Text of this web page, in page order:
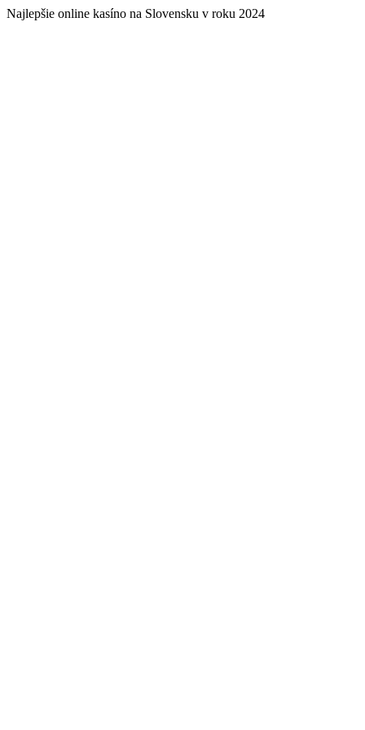
Najlepšie online kasíno na Slovensku v roku 2024